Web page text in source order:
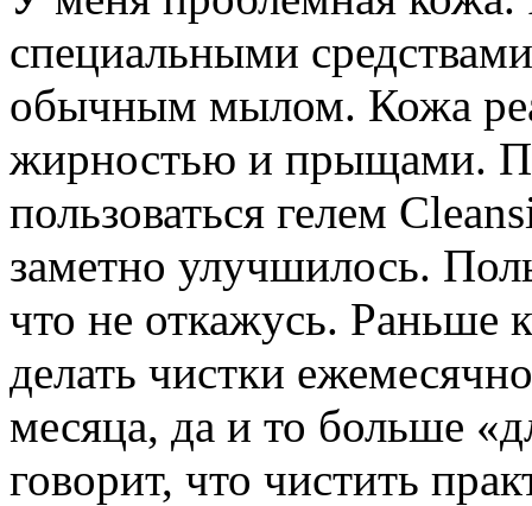
специальными
обычным мылом. Кожа
жирностью и прыщами.
пользоваться гелем
заметно улучшилось.
что не откажусь. Раньше
делать чистки
месяца, да и то больше
говорит, что чистить